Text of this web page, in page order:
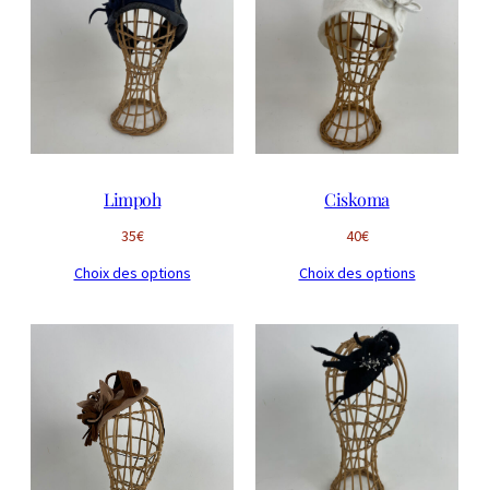
Limpoh
35€
Choix des options
Ciskoma
40€
Choix des options